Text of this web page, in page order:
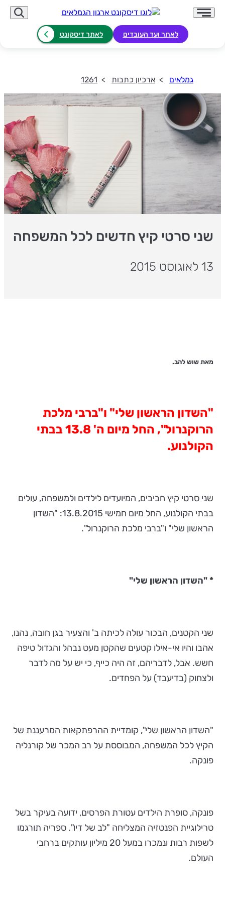
לאתר ועד העובדים לאתר דיסקונט
גמלאים ארכיון כתבות 1261
שני סרטי קיץ חדשים לכל המשפחה
13 לאוגוסט 2015
מאת שוש להב.
"השדון הראשון שלי" ו"ברבי מלכת
הרוקנרול", החל מיום ה' 13.8 בבתי
הקולנוע.
שני סרטי קיץ חביבים, המיועדים לילדים ולמשפחה, עולים
בבתי הקולנוע, החל מיום חמישי 13.8.2015: "השדון
הראשון שלי" ו"ברבי מלכת הרוקנרול".
* "השדון הראשון שלי"
שני הקטנים, הבכור עולה לכיתה ב' והצעיר בגן חובה, נהנו,
אהבו והיו אי-אילו קטעים שהקטן מעט נבהל והגדול טיפה
חשש. אבל, לדבריהם, זה היה כייף, כי יש על מה לדבר
ולצחוק (בדיעבד) על הפחדים.
"השדון הראשון שלי", קומדיית ההרפתקאות המרעננת של
הקיץ לכל המשפחה, המבוססת על רב המכר של קורנליה
פונקה.
פונקה, סופרת הילדים עטורת הפרסים, ידועה בעיקר בשל
טרילוגיית הפנטזיה המצליחה "לב של דיו". ספריה תורגמו
לשפות רבות ונמכרו במעל 20 מיליון עותקים ברחבי
העולם.